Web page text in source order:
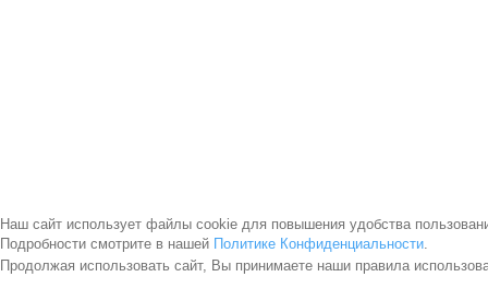
Наш сайт использует файлы cookie для повышения удобства
Подробности смотрите в нашей Политике Конфиденциальности.
Продолжая использовать сайт, Вы принимаете наши правила